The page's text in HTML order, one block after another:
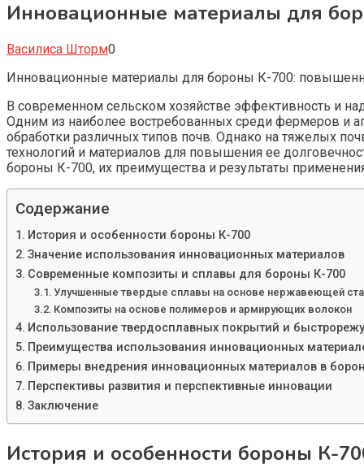
Инновационные материалы для
Василиса Шторм0
Инновационные материалы для бороны К-700:
В современном сельском хозяйстве эффективность и
Одним из наиболее востребованных среди фермеров и
обработки различных типов почв. Однако на тяжелых
технологий и материалов для повышения ее
бороны К-700, их преимущества и результаты
Содержание
История и особенности бороны К-700
Значение использования инновационных материалов
Современные композиты и сплавы для бороны К-700
Улучшенные твердые сплавы на основе нержавеющей
Композиты на основе полимеров и армирующих волокон
Использование твердосплавных покрытий и
Преимущества использования инновационных
Примеры внедрения инновационных материалов в
Перспективы развития и перспективные инновации
Заключение
История и особенности бороны К-